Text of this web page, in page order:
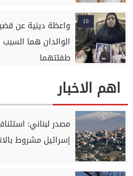
10
واعظة دينية عن
الوالدان هما السبب
طفلتهما
اهم الاخبار
مصدر لبناني:
إسرائيل مشروط